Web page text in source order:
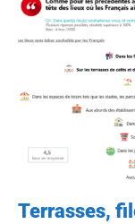
Terrasses,